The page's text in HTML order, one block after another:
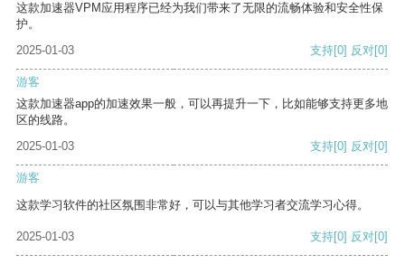
这款加速器VPM应用程序已经为我们带来了无限的流畅体验和安全性保
护。
2025-01-03
支持[0] 反对[0]
游客
这款加速器app的加速效果一般，可以再提升一下，比如能够支持更多地
区的线路。
2025-01-03
支持[0] 反对[0]
游客
这款学习软件的社区氛围非常好，可以与其他学习者交流学习心得。
2025-01-03 支持[0] 反对[0]